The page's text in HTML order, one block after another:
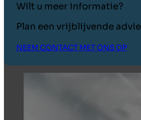
Wilt u meer informatie?
Plan een vrijblijvende
NEEM CONTACT MET ONS OP